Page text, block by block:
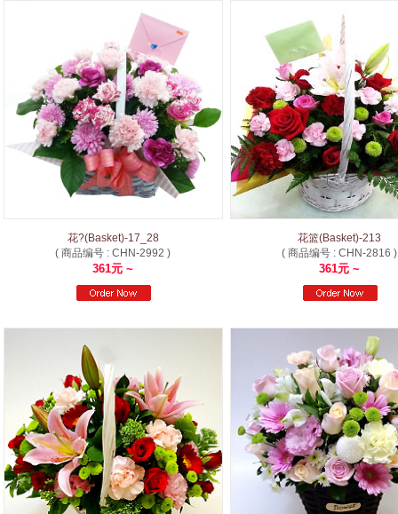
花?(Basket)-17_28
( 商品编号 : CHN-2992 )
361元 ~
花篮(Basket)-213
( 商品编号 : CHN-2816 )
361元 ~